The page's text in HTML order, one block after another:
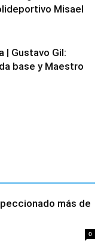
Misael
| Gustavo Gil:
base y Maestro
más de
0